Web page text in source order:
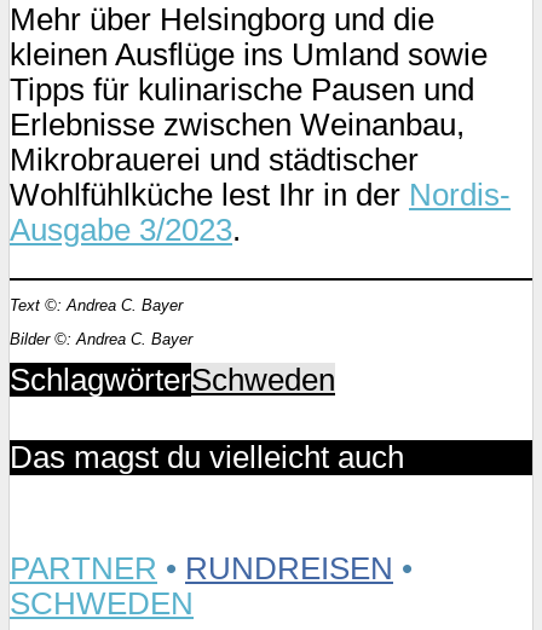
Mehr über Helsingborg und die
kleinen Ausflüge ins Umland sowie
Tipps für kulinarische Pausen und
Erlebnisse zwischen Weinanbau,
Mikrobrauerei und städtischer
Wohlfühlküche lest Ihr in der Nordis-
Ausgabe 3/2023.
Text ©: Andrea C. Bayer
Bilder ©: Andrea C. Bayer
SchlagwörterSchweden
Das magst du vielleicht auch
PARTNER • RUNDREISEN •
SCHWEDEN